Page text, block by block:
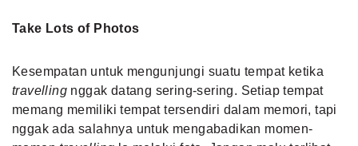
Take Lots of Photos
Kesempatan untuk mengunjungi suatu tempat ketika
travelling nggak datang sering-sering. Setiap tempat
memang memiliki tempat tersendiri dalam memori, tapi
nggak ada salahnya untuk mengabadikan momen-